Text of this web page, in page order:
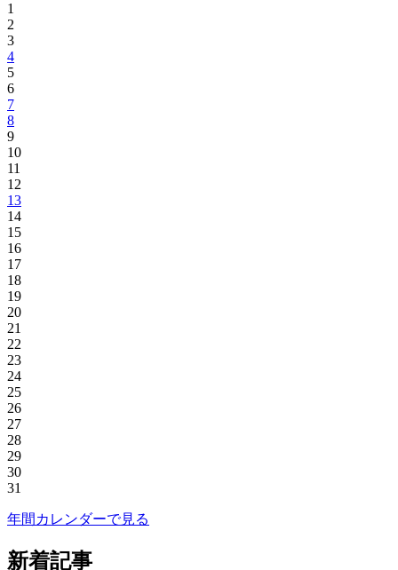
1
2
3
4
5
6
7
8
9
10
11
12
13
14
15
16
17
18
19
20
21
22
23
24
25
26
27
28
29
30
31
年間カレンダーで見る
新着記事